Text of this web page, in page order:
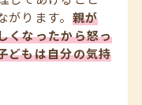
ります。 親が
くなったから怒っ
どもは自分の気持